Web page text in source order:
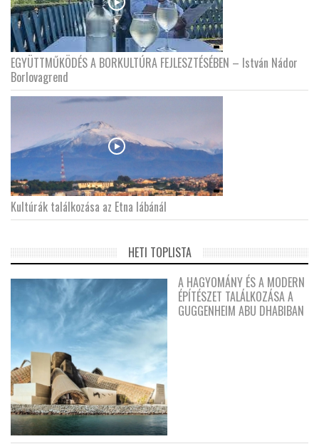
EGYÜTTMŰKÖDÉS A BORKULTÚRA FEJLESZTÉSÉBEN – István Nádor
Borlovagrend
Kultúrák találkozása az Etna lábánál
HETI TOPLISTA
A HAGYOMÁNY ÉS A MODERN
ÉPÍTÉSZET TALÁLKOZÁSA A
GUGGENHEIM ABU DHABIBAN